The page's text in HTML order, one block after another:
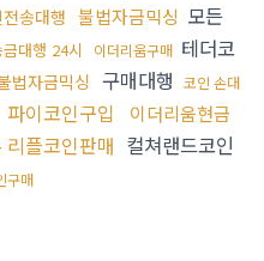
송대행 불법자금믹싱 모든
대행 24시 이더리움구매 테더코
법자금믹싱 구매대행 코인 손대
파이코인구입
이더리움현금
리플코인판매 컬쳐랜드코인
구매